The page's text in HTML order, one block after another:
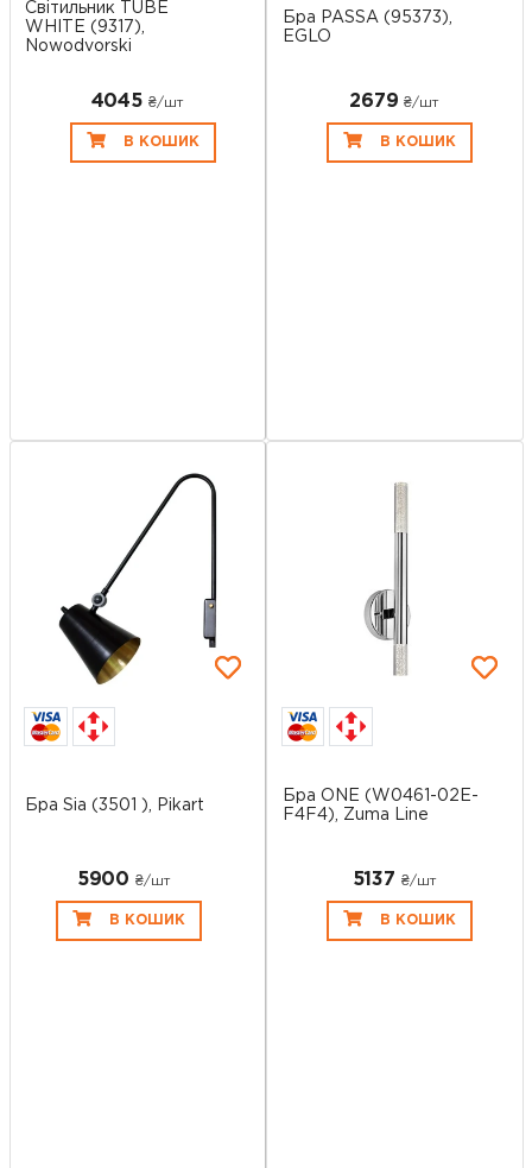
Світильник TUBE
WHITE (9317),
Nowodvorski
4045 ₴/шт
В КОШИК
Бра PASSA (95373),
EGLO
2679 ₴/шт
В КОШИК
Бра Sia (3501 ), Pikart
5900 ₴/шт
В КОШИК
Бра ONE (W0461-02E-
F4F4), Zuma Line
5137 ₴/шт
В КОШИК